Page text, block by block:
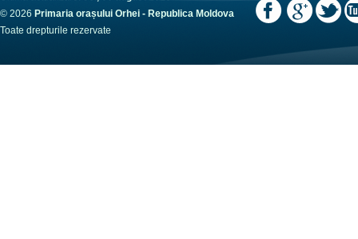
© 2026 Primaria orașului Orhei - Republica Moldova
Toate drepturile rezervate